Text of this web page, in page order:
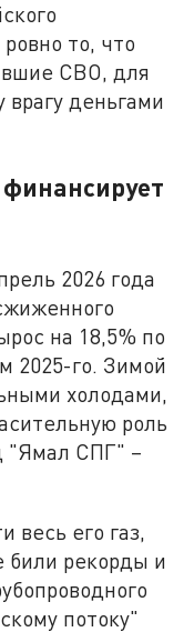
то, что
СВО, для
деньгами
финансирует
2026 года
на 18,5% по
2025-го. Зимой
холодами,
роль
"Ямал СПГ" –
весь его газ,
били рекорды и
потоку"